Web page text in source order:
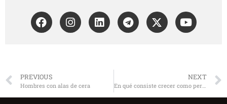
PREVIOUS
Hombres con alas de cera
NEXT
En qué consiste crecer como persona